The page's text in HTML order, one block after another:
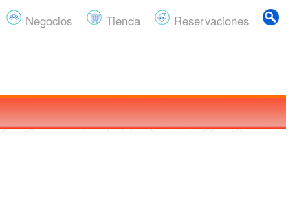
Reservaciones
Tienda
Negocios